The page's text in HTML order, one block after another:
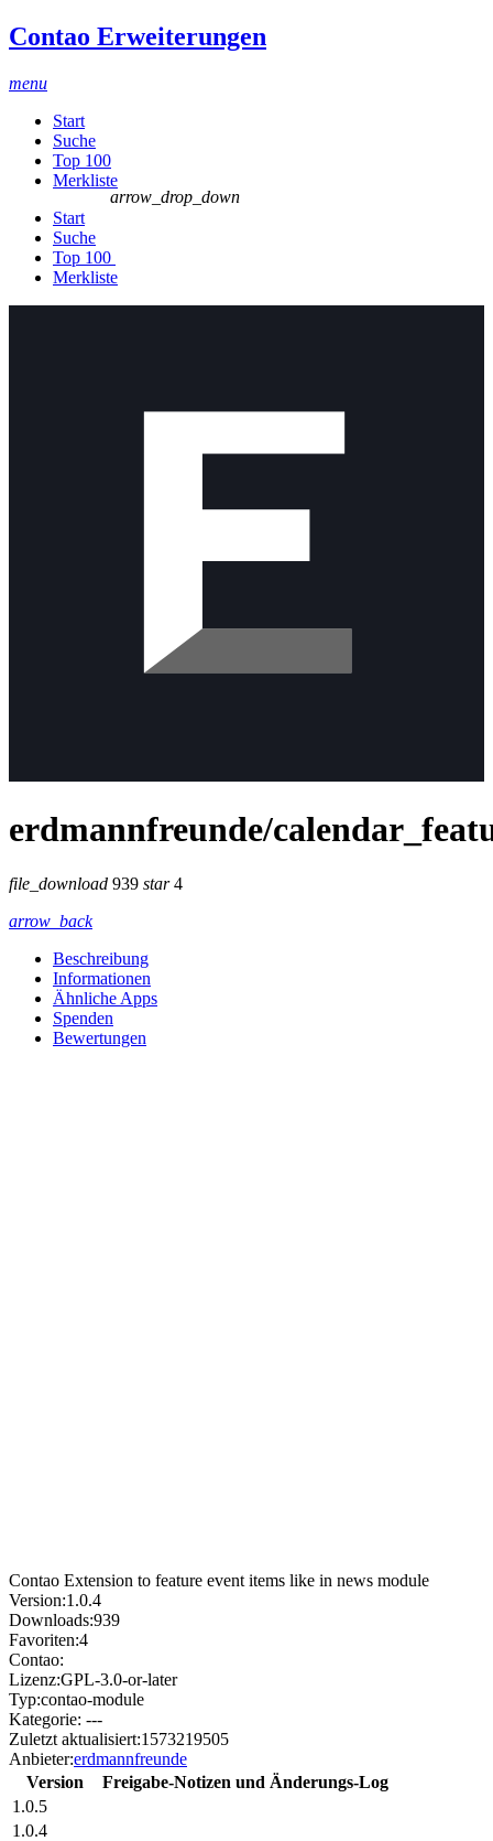
Contao Erweiterungen
menu
Start
Suche
Top 100
Merkliste
Start
Suche
Top 100
arrow_drop_down
Merkliste
erdmannfreunde/
file_download 939 star4
arrow_back
Beschreibung
Informationen
Ähnliche Apps
Spenden
Bewertungen
Contao Extension to feature event items like in news module
Version:1.0.4
Downloads:939
Favoriten:4
Contao:
Lizenz:GPL-3.0-or-later
Typ:contao-module
Kategorie: ---
Zuletzt aktualisiert:1573219505
Anbieter:erdmannfreunde
Version
Freigabe-Notizen und Änderungs-Log
1.0.5
1.0.4